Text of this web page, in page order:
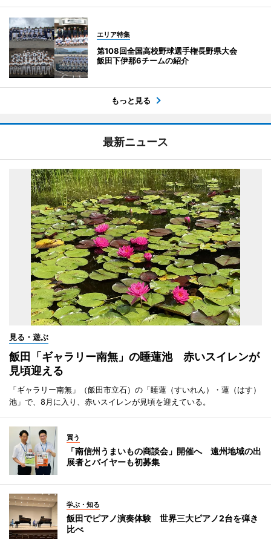
エリア特集
第108回全国高校野球選手権長野県大会
飯田下伊那6チームの紹介
もっと見る
最新ニュース
見る・遊ぶ
飯田「ギャラリー南無」の睡蓮池 赤いスイレンが
見頃迎える
「ギャラリー南無」（飯田市立石）の「睡蓮（すいれん）・蓮（はす）
池」で、8月に入り、赤いスイレンが見頃を迎えている。
買う
「南信州うまいもの商談会」開催へ 遠州地域の出
展者とバイヤーも初募集
学ぶ・知る
飯田でピアノ演奏体験 世界三大ピアノ2台を弾き
比べ